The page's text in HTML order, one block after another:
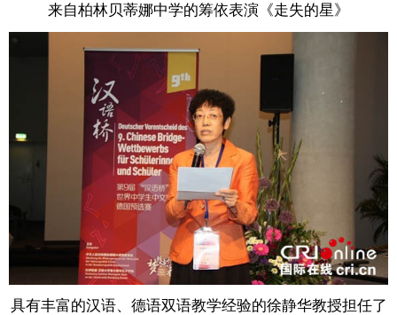
来自柏林贝蒂娜中学的筹依表演《走失的星》
具有丰富的汉语、德语双语教学经验的徐静华教授担任了